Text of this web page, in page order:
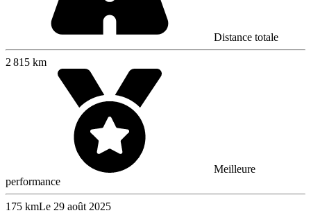
Distance totale
2 815 km
Meilleure
performance
175 kmLe 29 août 2025